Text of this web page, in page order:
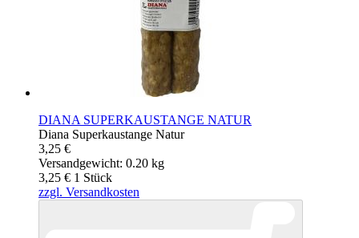
DIANA SUPERKAUSTANGE NATUR
Diana Superkaustange Natur
3,25 €
Versandgewicht: 0.20 kg
3,25 € 1 Stück
zzgl. Versandkosten